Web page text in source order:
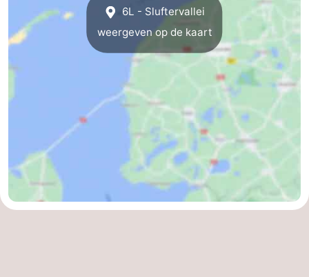
Medische
Schiermonnikoog
Ameland
-
Terschelling
-
6L - Sluftervallei
weergeven op de kaart